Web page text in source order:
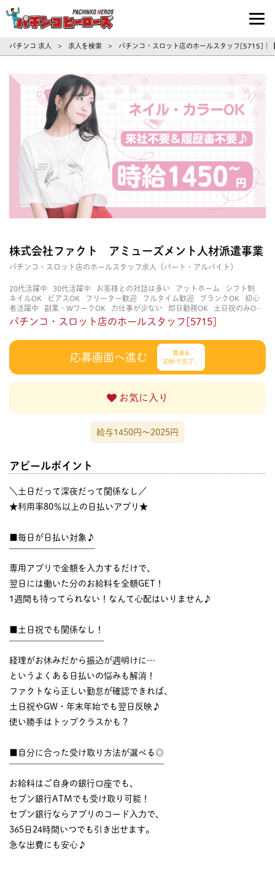
パチンコ求人・転職ならパチンコヒーロ
パチンコ 求人 > 求人を検索 > パチンコ・スロット店のホールスタッフ[5715]
株式会社ファクト アミューズメント人材派遣事業
パチンコ・スロット店のホールスタッフ求人（パート・アルバイト）
20代活躍中 30代活躍中 お客様との対話は多い アットホーム
シフト制
ネイルOK
ピアスOK フリーター歓迎 フルタイム歓迎 ブランクOK
初心
者活躍中
副業・WワークOK 力仕事が少ない 即日勤務OK
土日祝のみOK
学歴不問
服装自由 未経験・初心者OK 決められた時間できっちり
経験不要
立ち仕事 経験者・有資格者歓迎 自分の都合に合わせやすい
自由
パチンコ・スロット店のホールスタッフ[5715]
応募画面へ進む
簡単&
30秒で完了♩
お気に入り
給与1450円〜2025円
アピールポイント
＼土日だって深夜だって関係なし／
★利用率80％以上の日払いアプリ★
■毎日が日払い対象♪
専用アプリで金額を入力するだけで、
翌日には働いた分のお給料を全額GET！
1週間も待ってられない！なんて心配はいりません♪
■土日祝でも関係なし！
経理がお休みだから振込が週明けに…
というよくある日払いの悩みも解消！
ファクトなら正しい勤怠が確認できれば、
土日祝やGW・年末年始でも翌日反映♪
使い勝手はトップクラスかも？
■自分に合った受け取り方法が選べる◎
お給料はご自身の銀行口座でも、
セブン銀行ATMでも受け取り可能！
セブン銀行ならアプリのコード入力で、
365日24時間いつでも引き出せます。
急な出費にも安心♪